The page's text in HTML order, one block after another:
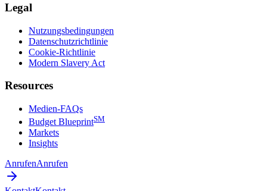
Legal
Nutzungsbedingungen
Datenschutzrichtlinie
Cookie-Richtlinie
Modern Slavery Act
Resources
Medien-FAQs
Budget BlueprintSM
Markets
Insights
AnrufenAnrufen